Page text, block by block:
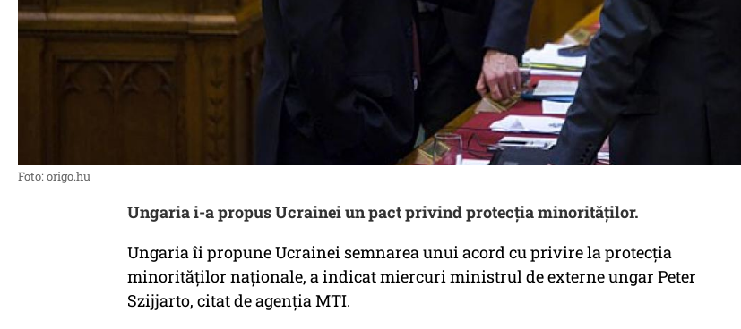
Foto: origo.hu
Ungaria i-a propus Ucrainei un pact privind protecţia minorităţilor.
Ungaria îi propune Ucrainei semnarea unui acord cu privire la protecţia
minorităţilor naţionale, a indicat miercuri ministrul de externe ungar Peter
Szijjarto, citat de agenţia MTI.